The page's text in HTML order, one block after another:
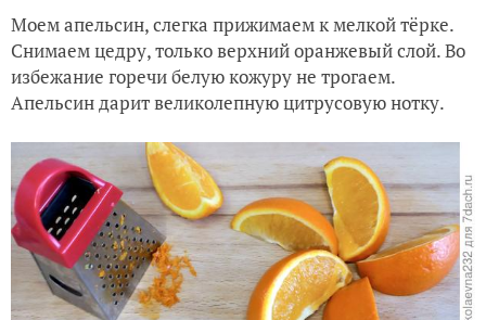
Моем апельсин, слегка прижимаем к мелкой тёрке.
Снимаем цедру, только верхний оранжевый слой. Во
избежание горечи белую кожуру не трогаем.
Апельсин дарит великолепную цитрусовую нотку.